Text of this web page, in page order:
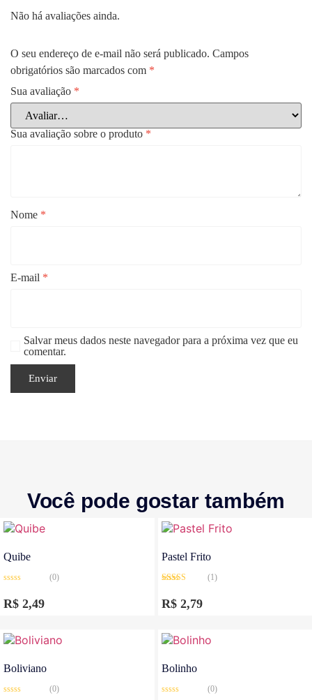
Não há avaliações ainda.
O seu endereço de e-mail não será publicado. Campos
obrigatórios são marcados com *
Sua avaliação *
Sua avaliação sobre o produto *
Nome *
E-mail *
Salvar meus dados neste navegador para a próxima vez que eu
comentar.
Você pode gostar também
Quibe
0
de
(0)
R$ 2,49
Pastel Frito
5.00de 5
(1)
R$2,79
Boliviano
(0)
Bolinho
(0)